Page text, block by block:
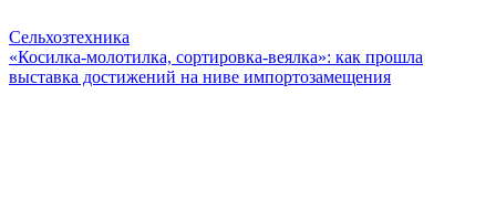
Сельхозтехника
«Косилка-молотилка, сортировка-веялка»: как прошла
выставка достижений на ниве импортозамещения